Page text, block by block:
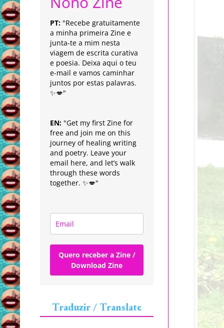
PT: "Recebe gratuitamente
a minha primeira Zine e
junta-te a mim nesta
viagem de escrita curativa
e poesia. Deixa aqui o teu
e-mail e vamos caminhar
juntos por estas palavras.
✨💋"
EN: "Get my first Zine for
free and join me on this
journey of healing writing
and poetry. Leave your
email here, and let’s walk
through these words
together. ✨💋"
Quero receber a Zine /
Download Zine
Traduzir / Translate